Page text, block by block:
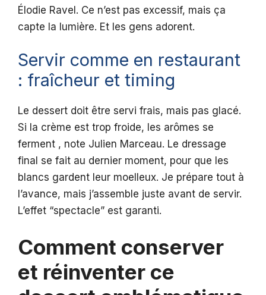
Élodie Ravel. Ce n’est pas excessif, mais ça
capte la lumière. Et les gens adorent.
Servir comme en restaurant
: fraîcheur et timing
Le dessert doit être servi frais, mais pas glacé.
Si la crème est trop froide, les arômes se
ferment , note Julien Marceau. Le dressage
final se fait au dernier moment, pour que les
blancs gardent leur moelleux. Je prépare tout à
l’avance, mais j’assemble juste avant de servir.
L’effet “spectacle” est garanti.
Comment conserver
et réinventer ce